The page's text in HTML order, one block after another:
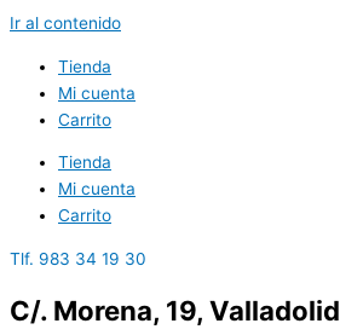
Ir al contenido
Tienda
Mi cuenta
Carrito
Tienda
Mi cuenta
Carrito
Tlf. 983 34 19 30
C/. Morena, 19, Valladolid